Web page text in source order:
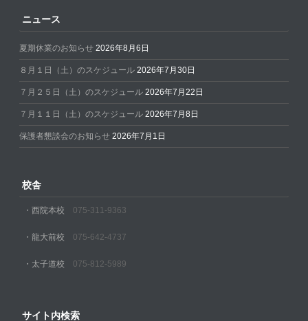
ニュース
夏期休業のお知らせ 2026年8月6日
８月１日（土）のスケジュール 2026年7月30日
７月２５日（土）のスケジュール 2026年7月22日
７月１１日（土）のスケジュール 2026年7月8日
保護者懇談会のお知らせ 2026年7月1日
校舎
・西院本校 075-311-9363
・龍大前校 075-642-4737
・太子道校 075-812-5989
サイト内検索